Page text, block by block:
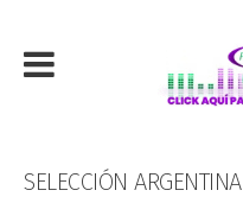
SELECCIÓN ARGENTINA